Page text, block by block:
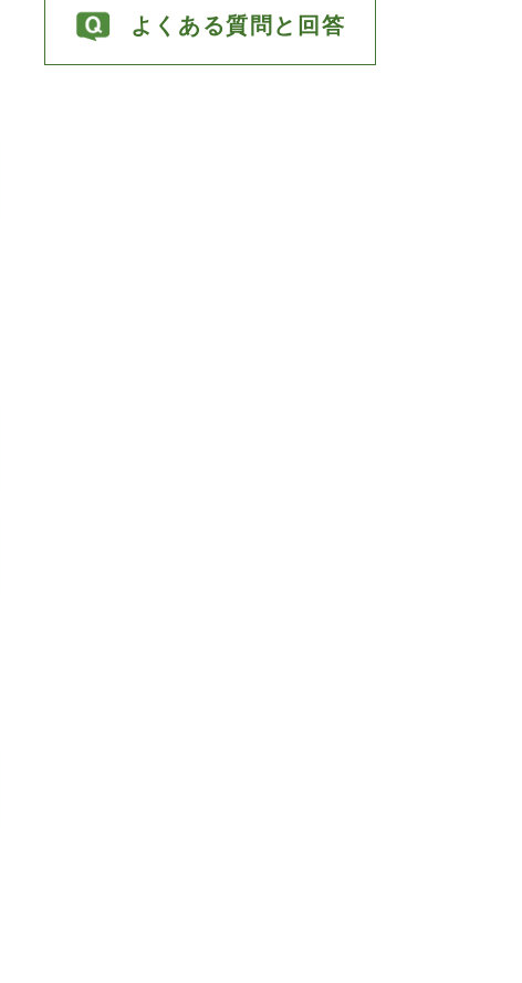
よくある質問と回答